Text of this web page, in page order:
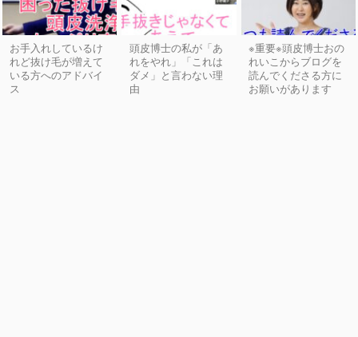
お手入れしているけ
れど抜け毛が増えて
いる方へのアドバイ
ス
頭皮博士の私が「あ
れをやれ」「これは
ダメ」と言わない理
由
※重要※頭皮博士おの
れいこからブログを
読んでくださる方に
お願いがあります